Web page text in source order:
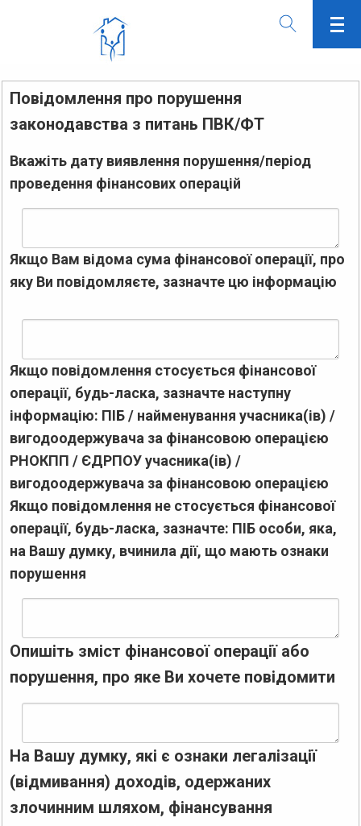
Повідомлення про порушення
законодавства з питань ПВК/ФТ
Вкажіть дату виявлення порушення/період
проведення фінансових операцій
Якщо Вам відома сума фінансової операції, про
яку Ви повідомляєте, зазначте цю інформацію
Якщо повідомлення стосується фінансової
операції, будь-ласка, зазначте наступну
інформацію: ПІБ / найменування учасника(ів) /
вигодоодержувача за фінансовою операцією
РНОКПП / ЄДРПОУ учасника(ів) /
вигодоодержувача за фінансовою операцією
Якщо повідомлення не стосується фінансової
операції, будь-ласка, зазначте: ПІБ особи, яка,
на Вашу думку, вчинила дії, що мають ознаки
порушення
Опишіть зміст фінансової операції або
порушення, про яке Ви хочете повідомити
На Вашу думку, які є ознаки легалізації
(відмивання) доходів, одержаних
злочинним шляхом, фінансування